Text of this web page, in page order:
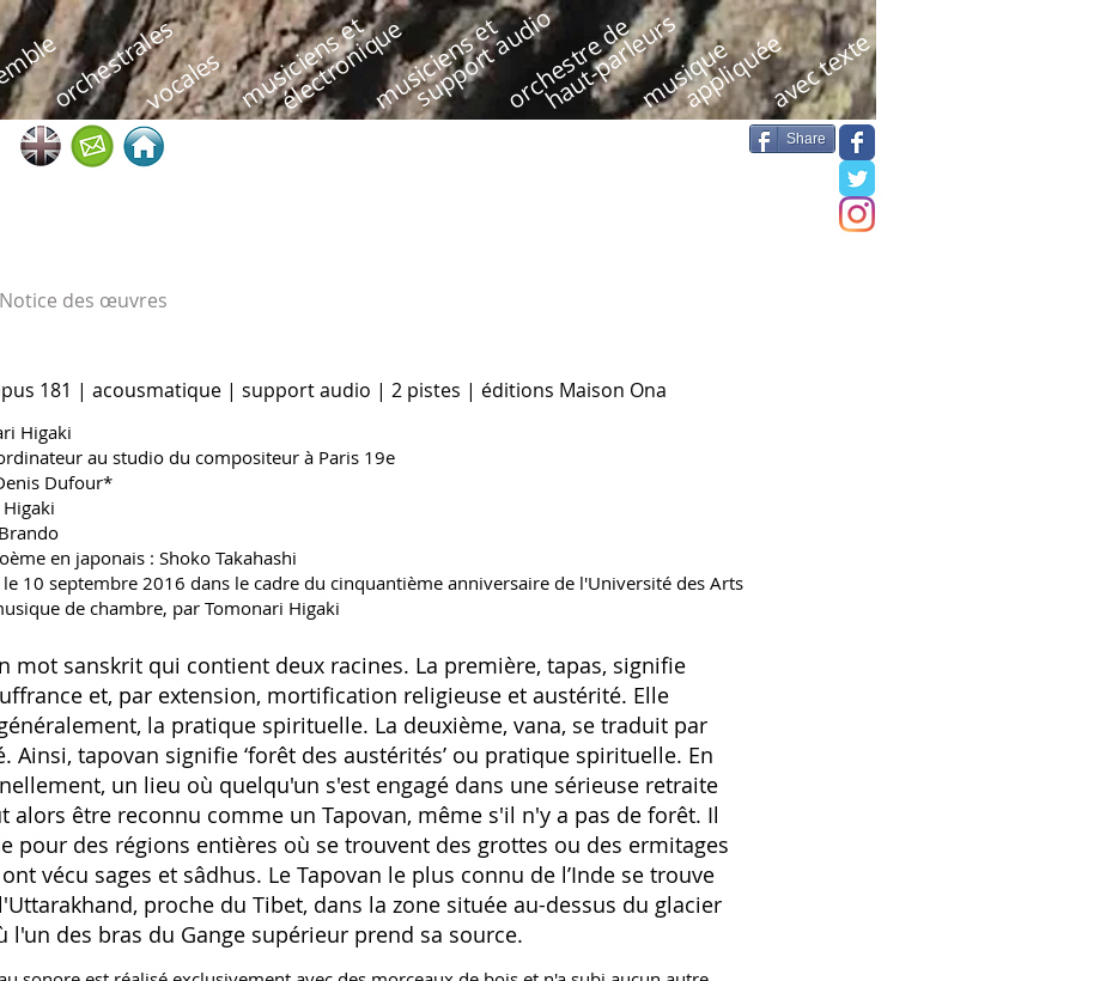
Share
orchestralesvocalesmusiciens etmusiciens etorchestre demusique
électroniquesupport audio appliquéeavec texte
haut-parleurs
des œuvres
181 | acousmatique | support audio | 2 pistes | éditions Maison Ona
Higaki
au studio du compositeur à Paris 19e
Dufour*
en japonais : Shoko Takahashi
le 10 septembre 2016 dans le cadre du cinquantième anniversaire de l'Université des Arts
de chambre, par Tomonari Higaki
mot sanskrit qui contient deux racines. La première, tapas, signifie
et, par extension, mortification religieuse et austérité. Elle
la pratique spirituelle. La deuxième, vana, se traduit par
Ainsi, tapovan signifie ‘forêt des austérités’ ou pratique spirituelle. En
un lieu où quelqu'un s'est engagé dans une sérieuse retraite
alors être reconnu comme un Tapovan, même s'il n'y a pas de forêt. Il
pour des régions entières où se trouvent des grottes ou des ermitages
vécu sages et sâdhus. Le Tapovan le plus connu de l’Inde se trouve
proche du Tibet, dans la zone située au-dessus du glacier
l'un des bras du Gange supérieur prend sa source.